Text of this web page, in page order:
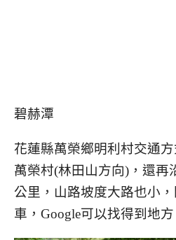
碧赫潭
花蓮縣萬榮鄉明利村交通
萬榮村(林田山方向) ，還再
公里，山路坡度大路也小
車， Google可以找得到地方